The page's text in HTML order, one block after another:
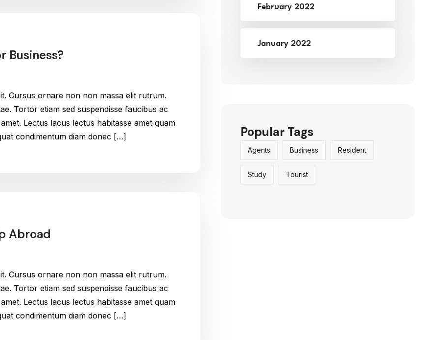
Business?
Cursus ornare non non massa elit rutrum.
Tortor etiam sed suspendisse faucibus ac
Lectus lacus lectus habitasse amet quam
condimentum diam donec […]
Abroad
Cursus ornare non non massa elit rutrum.
Tortor etiam sed suspendisse faucibus ac
Lectus lacus lectus habitasse amet quam
condimentum diam donec […]
February 2022
January 2022
Popular Tags
Agents Business Resident
Study Tourist